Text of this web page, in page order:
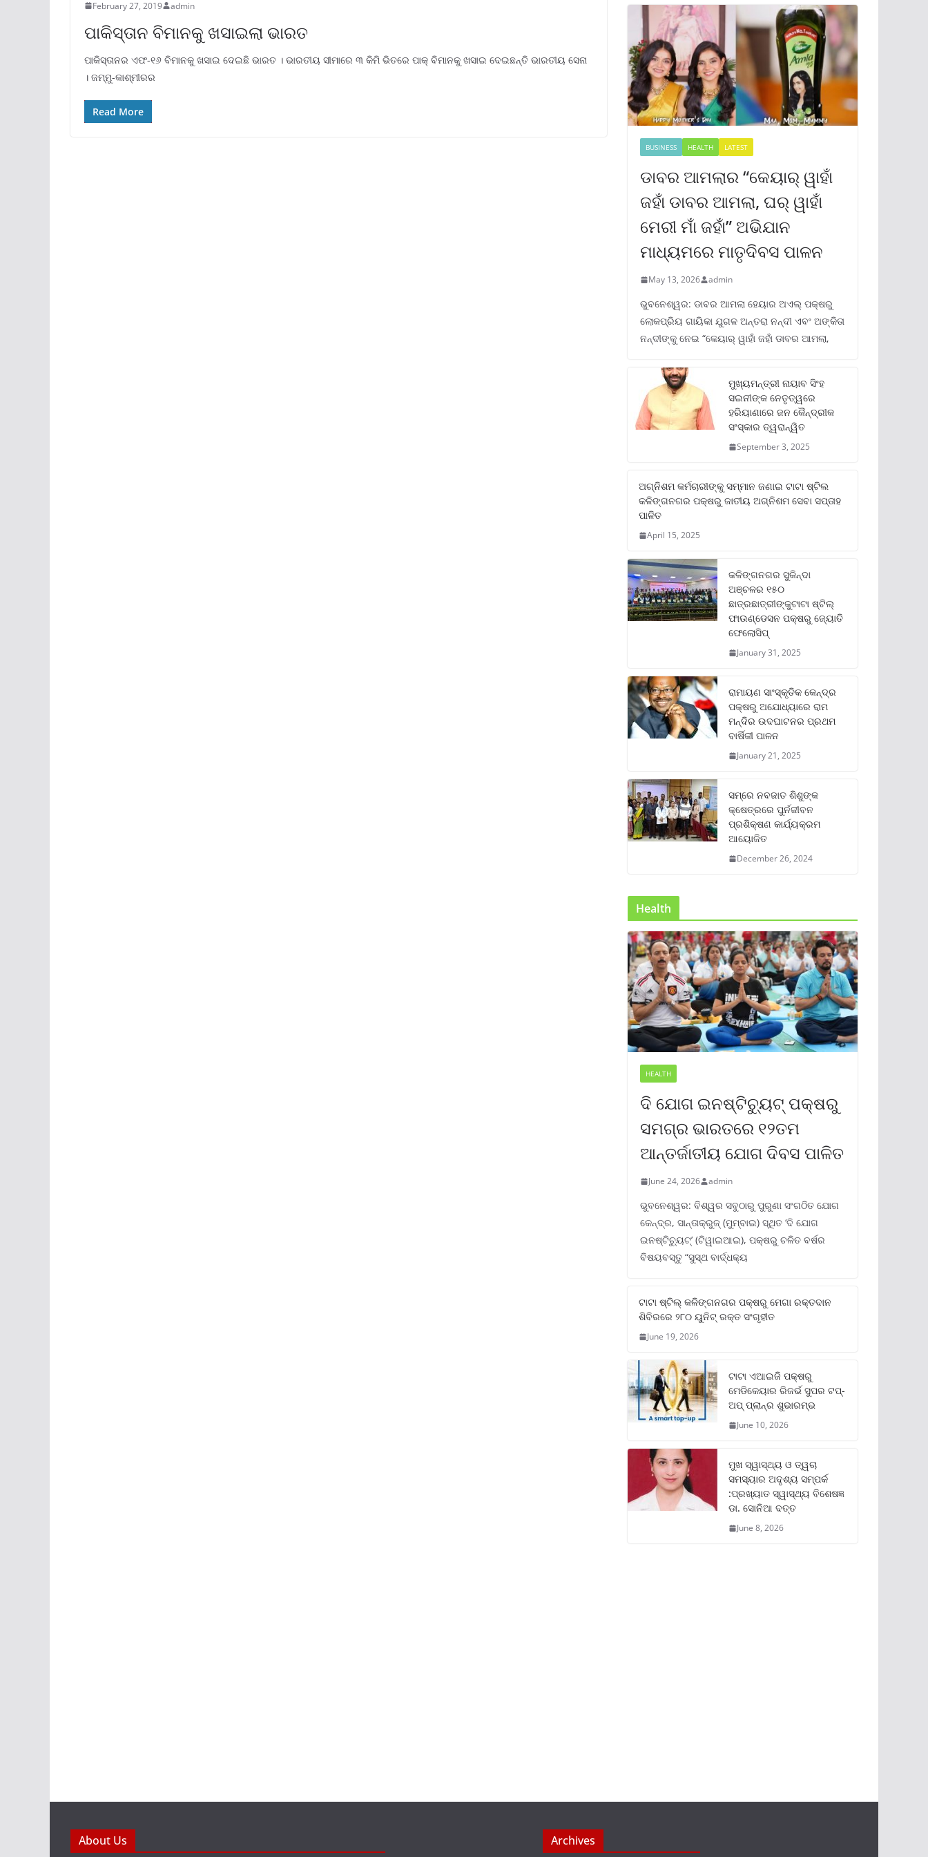
February 27, 2019 admin
ପାକିସ୍ତାନ ବିମାନକୁ ଖସାଇଲା ଭାରତ
ପାକିସ୍ତାନର ଏଫ-୧୬ ବିମାନକୁ ଖସାଇ ଦେଇଛି ଭାରତ । ଭାରତୀୟ ସୀମାରେ ୩ କିମି ଭିତରେ ପାକ୍ ବିମାନକୁ ଖସାଇ ଦେଇଛନ୍ତି ଭାରତୀୟ ସେନା
। ଜମ୍ମୁ-କାଶ୍ମୀରର
Read More
BUSINESS HEALTH LATEST
ଡାବର ଆମଲାର “କେୟାର୍ ୱାହାଁ
ଜହାଁ ଡାବର ଆମଲା, ଘର୍ ୱାହାଁ
ମେରୀ ମାଁ ଜହାଁ” ଅଭିଯାନ
ମାଧ୍ୟମରେ ମାତୃଦିବସ ପାଳନ
May 13, 2026 admin
ଭୁବନେଶ୍ୱର: ଡାବର ଆମଲା ହେୟାର ଅଏଲ୍ ପକ୍ଷରୁ
ଲୋକପ୍ରିୟ ଗାୟିକା ଯୁଗଳ ଅନ୍ତରା ନନ୍ଦୀ ଏବଂ ଅଙ୍କିତା
ନନ୍ଦୀଙ୍କୁ ନେଇ “କେୟାର୍ ୱାହାଁ ଜହାଁ ଡାବର ଆମଲା,
ମୁଖ୍ୟମନ୍ତ୍ରୀ ନାୟାବ ସିଂହ
ସଇନୀଙ୍କ ନେତୃତ୍ୱରେ
ହରିୟାଣାରେ ଜନ କୈନ୍ଦ୍ରୀକ
ସଂସ୍କାର ତ୍ୱରାନ୍ୱିତ
September 3, 2025
ଅଗ୍ନିଶମ କର୍ମଚାରୀଙ୍କୁ ସମ୍ମାନ ଜଣାଇ ଟାଟା ଷ୍ଟିଲ
କଳିଙ୍ଗନଗର ପକ୍ଷରୁ ଜାତୀୟ ଅଗ୍ନିଶମ ସେବା ସପ୍ତାହ
ପାଳିତ
April 15, 2025
କଳିଙ୍ଗନଗର ସୁକିନ୍ଦା
ଅଞ୍ଚଳର ୧୫୦
ଛାତ୍ରଛାତ୍ରୀଙ୍କୁଟାଟା ଷ୍ଟିଲ୍
ଫାଉଣ୍ଡେସନ ପକ୍ଷରୁ ଜ୍ୟୋତି
ଫେଲୋସିପ୍‌
January 31, 2025
ରାମାୟଣ ସାଂସ୍କୃତିକ କେନ୍ଦ୍ର
ପକ୍ଷରୁ ଅଯୋଧ୍ୟାରେ ରାମ
ମନ୍ଦିର ଉଦଘାଟନର ପ୍ରଥମ
ବାର୍ଷିକୀ ପାଳନ
January 21, 2025
ସମ୍‌ରେ ନବଜାତ ଶିଶୁଙ୍କ
କ୍ଷେତ୍ରରେ ପୁର୍ନଜୀବନ
ପ୍ରଶିକ୍ଷଣ କାର୍ଯ୍ୟକ୍ରମ
ଆୟୋଜିତ
December 26, 2024
Health
HEALTH
ଦି ଯୋଗ ଇନଷ୍ଟିଚ୍ୟୁଟ୍ ପକ୍ଷରୁ
ସମଗ୍ର ଭାରତରେ ୧୨ତମ
ଆନ୍ତର୍ଜାତୀୟ ଯୋଗ ଦିବସ ପାଳିତ
June 24, 2026 admin
ଭୁବନେଶ୍ୱର: ବିଶ୍ୱର ସବୁଠାରୁ ପୁରୁଣା ସଂଗଠିତ ଯୋଗ
କେନ୍ଦ୍ର, ସାନ୍ତାକ୍ରୁଜ୍ (ମୁମ୍ବାଇ) ସ୍ଥିତ ‘ଦି ଯୋଗ
ଇନଷ୍ଟିଚ୍ୟୁଟ୍‌’ (ଟିୱାଇଆଇ), ପକ୍ଷରୁ ଚଳିତ ବର୍ଷର
ବିଷୟବସ୍ତୁ “ସୁସ୍ଥ ବାର୍ଦ୍ଧକ୍ୟ
ଟାଟା ଷ୍ଟିଲ୍‌ କଳିଙ୍ଗନଗର ପକ୍ଷରୁ ମେଗା ରକ୍ତଦାନ
ଶିବିରରେ ୨୮୦ ୟୁନିଟ୍‌ ରକ୍ତ ସଂଗୃହୀତ
June 19, 2026
ଟାଟା ଏଆଇଜି ପକ୍ଷରୁ
ମେଡିକେୟାର ରିଜର୍ଭ ସୁପର ଟପ୍‌-
ଅପ୍ ପ୍ଲାନ୍‌ର ଶୁଭାରମ୍ଭ
June 10, 2026
ମୁଖ ସ୍ୱାସ୍ଥ୍ୟ ଓ ତ୍ୱଚା
ସମସ୍ୟାର ଅଦୃଶ୍ୟ ସମ୍ପର୍କ
:ପ୍ରଖ୍ୟାତ ସ୍ୱାସ୍ଥ୍ୟ ବିଶେଷଜ୍ଞ
ଡା. ସୋନିଆ ଦତ୍ତ
June 8, 2026
About Us Archives